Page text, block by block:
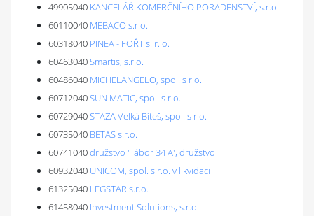
49905040 KANCELÁŘ KOMERČNÍHO PORADENSTVÍ, s.r.o.
60110040 MEBACO s.r.o.
60318040 PINEA - FOŘT s. r. o.
60463040Smartis, s.r.o.
60486040 MICHELANGELO, spol. s r.o.
60712040SUN MATIC, spol. s r.o.
60729040STAZA Velká Bíteš, spol. s r.o.
60735040 BETAS s.r.o.
60741040družstvo 'Tábor 34 A', družstvo
60932040 UNICOM, spol. s r.o. v likvidaci
61325040 LEGSTAR s.r.o.
61458040 Investment Solutions, s.r.o.